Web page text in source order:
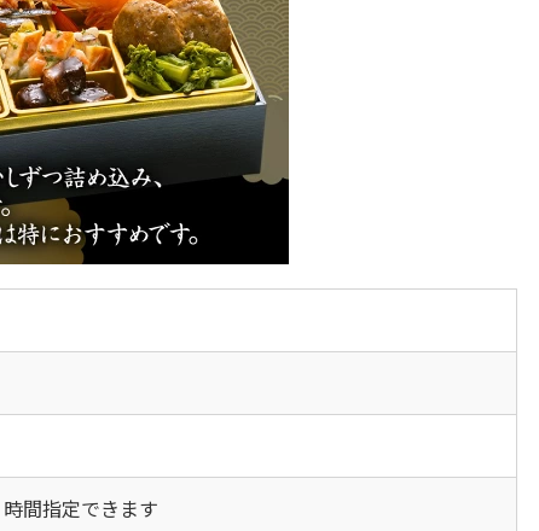
間指定できます